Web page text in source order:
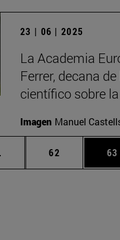
23 | 06 | 2025
La Academia
Ferrer, decana
científico sobre
Imagen Manuel
Páginas intermedias Use
Página
62 63